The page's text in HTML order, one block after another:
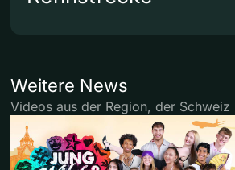
Weitere News
Videos aus der Region, der Schweiz